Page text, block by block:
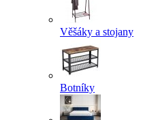
Věšáky a stojany
Botníky